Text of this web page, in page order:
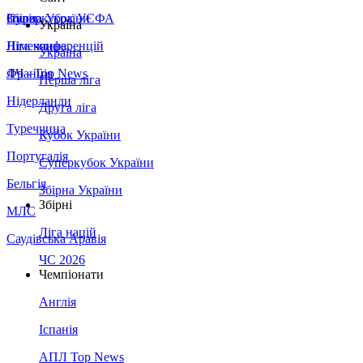
Збірна України
Італія
Німеччина
Франція
Нідерланди
Туреччина
Португалія
Бельгія
МЛС
Саудівська Аравія
Суперкубок УЄФА
Ліга конференцій
ЛЧ - Top News
Україна
Україна
Перша ліга
Друга ліга
Кубок України
Суперкубок України
Збірна України
Збірні
Ліга націй
ЧС 2026
Чемпіонати
Англія
Іспанія
АПЛ Top News